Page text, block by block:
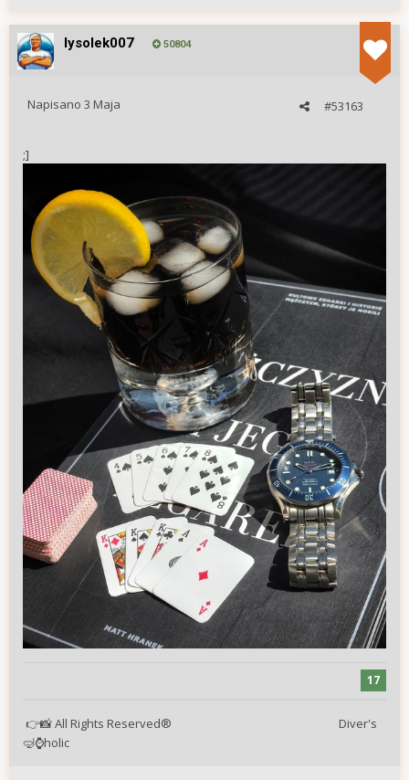
lysolek007 50804
#53163
Napisano 3 Maja
;]
17
👉📸 All Rights Reserved® Diver's
🤿⌚holic